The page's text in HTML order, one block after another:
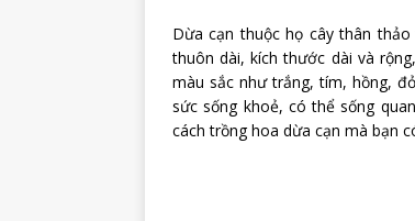
Dừa cạn thuộc họ cây thân
thuôn dài, kích thước dài và
màu sắc như trắng, tím, hồng,
sức sống khoẻ, có thể sống
cách trồng hoa dừa cạn mà bạn